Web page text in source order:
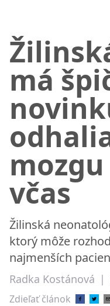
má
včas
Žilinská
ktorý môže
najmenších
Radka Kostánová |
Zdieľať článok